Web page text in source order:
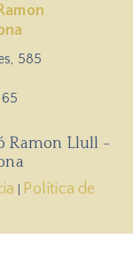
585
Ramon Llull -
Política de